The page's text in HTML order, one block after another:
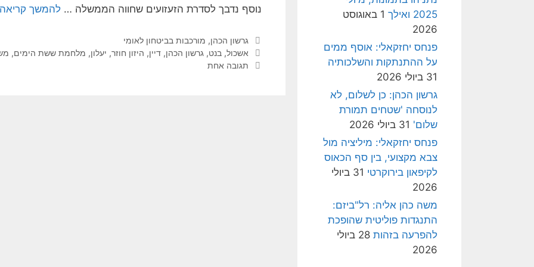
נוסף נדבך לסדרת הזעזועים שחווה הממשלה … להמשך קריאה
קטגוריות
גרשון הכהן, מורכבות בביטחון לאומי
תגיות
אשכול, בנט, גרשון הכהן, דיין, היזון חוזר, יעלון, מלחמת ששת הימים,
תגובה אחת
2025 ואילך
1 באוגוסט
2026
פנחס יחזקאלי: אוסף ממים
על ההתנתקות והשלכותיה
31 ביולי 2026
גרשון הכהן: כן לשלום, לא
לנוסחה 'שטחים תמורת
שלום' 31 ביולי 2026
פנחס יחזקאלי: מיליציה מול
צבא מקצועי, בין סף הכאוס
לקיפאון בירוקרטי
31 ביולי
2026
משה כהן אליה: רל"ביזם:
התנגדות פוליטית שהופכת
להפרעה בזהות
28 ביולי
2026